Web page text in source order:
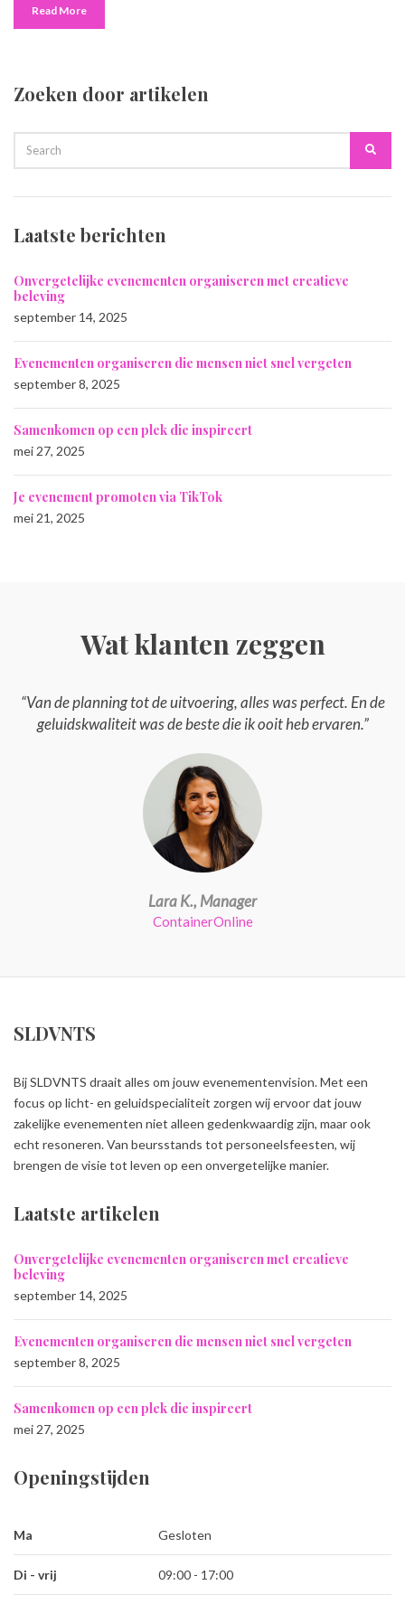
Read More
Zoeken door artikelen
SEARCH
FOR:
Laatste berichten
Onvergetelijke evenementen organiseren met creatieve
beleving
september 14, 2025
Evenementen organiseren die mensen niet snel vergeten
september 8, 2025
Samenkomen op een plek die inspireert
mei 27, 2025
Je evenement promoten via TikTok
mei 21, 2025
Wat klanten zeggen
“Van de planning tot de uitvoering, alles was perfect. En de
geluidskwaliteit was de beste die ik ooit heb ervaren.”
Lara K., Manager
ContainerOnline
SLDVNTS
Bij SLDVNTS draait alles om jouw evenementenvision. Met een
focus op licht- en geluidspecialiteit zorgen wij ervoor dat jouw
zakelijke evenementen niet alleen gedenkwaardig zijn, maar ook
echt resoneren. Van beursstands tot personeelsfeesten, wij
brengen de visie tot leven op een onvergetelijke manier.
Laatste artikelen
Onvergetelijke evenementen organiseren met creatieve
beleving
september 14, 2025
Evenementen organiseren die mensen niet snel vergeten
september 8, 2025
Samenkomen op een plek die inspireert
mei 27, 2025
Openingstijden
Ma Gesloten
Di - vrij 09:00 - 17:00